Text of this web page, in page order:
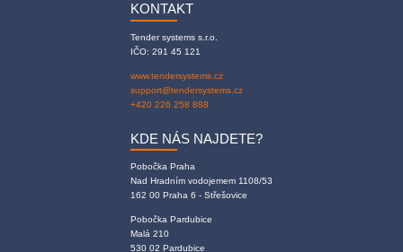
KONTAKT
Tender systems s.r.o.
IČO: 291 45 121
www.tendersystems.cz
support@tendersystems.cz
+420 226 258 888
KDE NÁS NAJDETE?
Pobočka Praha
Nad Hradním vodojemem 1108/53
162 00 Praha 6 - Střešovice
Pobočka Pardubice
Malá 210
530 02 Pardubice